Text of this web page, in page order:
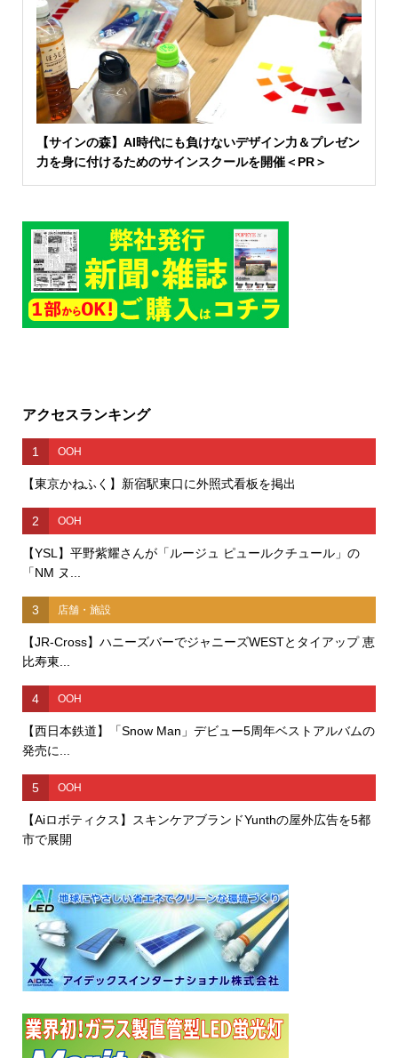
【サインの森】AI時代にも負けないデザイン力＆プレゼン
力を身に付けるためのサインスクールを開催＜PR＞
アクセスランキング
1 OOH
【東京かねふく】新宿駅東口に外照式看板を掲出
2 OOH
【YSL】平野紫耀さんが「ルージュ ピュールクチュール」の
「NM ヌ...
3 店舗・施設
【JR-Cross】ハニーズバーでジャニーズWESTとタイアップ 恵
比寿東...
4 OOH
【西日本鉄道】「Snow Man」デビュー5周年ベストアルバムの
発売に...
5 OOH
【Aiロボティクス】スキンケアブランドYunthの屋外広告を5都
市で展開